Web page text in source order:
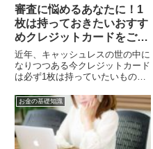
審査に悩めるあなたに！1
枚は持っておきたいおすす
めクレジットカードをご紹
介！
近年、キャッシュレスの世の中に
なりつつある今クレジットカード
は必ず1枚は持っていたいもの。
なり、様々な種類が提供されてい
ます。しかし、クレジットカード
を持つには必ず審査に通らなけれ
ばならず、この審査が不安だと
い...
お金の基礎知識